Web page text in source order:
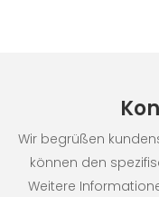
Wir begrüßen
können den
Weitere